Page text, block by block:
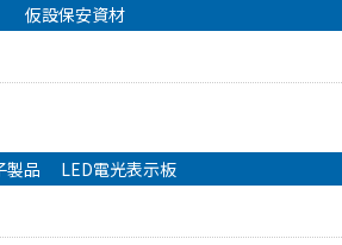
仮設保安資材
製品 LED電光表示板